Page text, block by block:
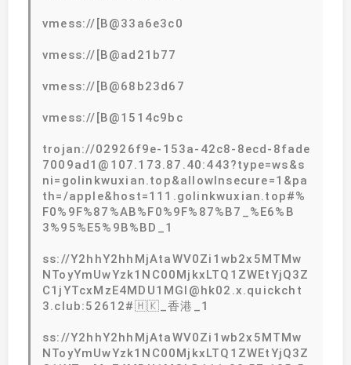
vmess://[B@33a6e3c0
vmess://[B@ad21b77
vmess://[B@68b23d67
vmess://[B@1514c9bc
trojan://02926f9e-153a-42c8-8ecd-8fade
7009ad1@107.173.87.40:443?type=ws&s
ni=golinkwuxian.top&allowInsecure=1&pa
th=/apple&host=111.golinkwuxian.top#%
F0%9F%87%AB%F0%9F%87%B7_%E6%B
3%95%E5%9B%BD_1
ss://Y2hhY2hhMjAtaWV0Zi1wb2x5MTMw
NToyYmUwYzk1NC00MjkxLTQ1ZWEtYjQ3Z
C1jYTcxMzE4MDU1MGI@hk02.x.quickcht
3.club:52612#🇭🇰_香港_1
ss://Y2hhY2hhMjAtaWV0Zi1wb2x5MTMw
NToyYmUwYzk1NC00MjkxLTQ1ZWEtYjQ3Z